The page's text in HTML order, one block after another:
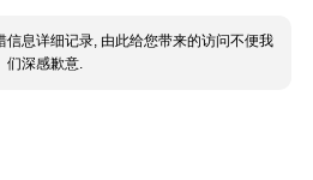
信息详细记录, 由此给您带来的访问不便我
们深感歉意.